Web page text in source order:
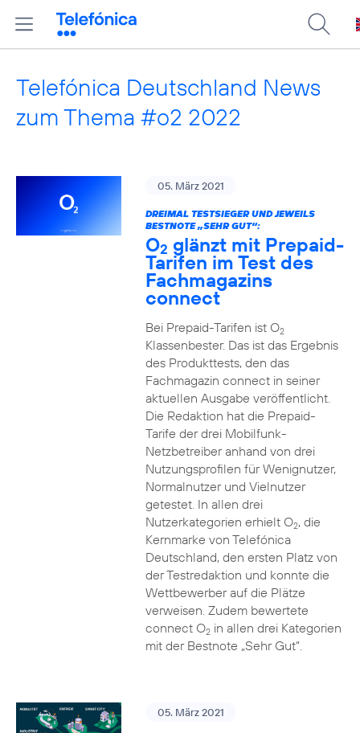
Telefónica Deutschland News
zum Thema #o2 2022
05. März 2021
DREIMAL TESTSIEGER UND JEWEILS
BESTNOTE „SEHR GUT“:
O2 glänzt mit Prepaid-
Tarifen im Test des
Fachmagazins
connect
Bei Prepaid-Tarifen ist O2
Klassenbester. Das ist das Ergebnis
des Produkttests, den das
Fachmagazin connect in seiner
aktuellen Ausgabe veröffentlicht.
Die Redaktion hat die Prepaid-
Tarife der drei Mobilfunk-
Netzbetreiber anhand von drei
Nutzungsprofilen für Wenignutzer,
Normalnutzer und Vielnutzer
getestet. In allen drei
Nutzerkategorien erhielt O2, die
Kernmarke von Telefónica
Deutschland, den ersten Platz von
der Testredaktion und konnte die
Wettbewerber auf die Plätze
verweisen. Zudem bewertete
connect O2in allen drei Kategorien
mit der Bestnote „Sehr Gut“.
05. März 2021